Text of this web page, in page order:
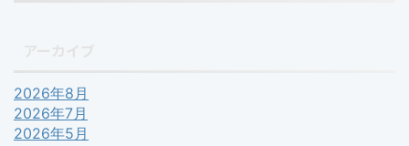
2026年8月
2026年7月
2026年5月